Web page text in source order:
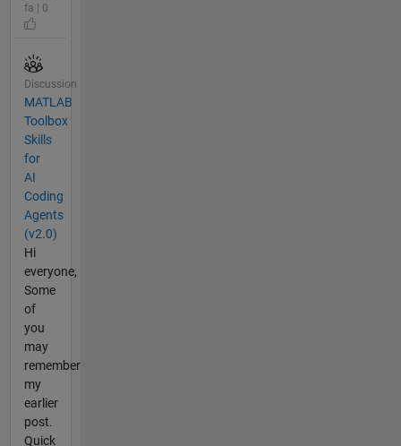
fa | 0
Discussion
MATLAB
Toolbox
Skills
for
AI
Coding
Agents
(v2.0)
Hi
everyone,
Some
of
you
may
remember
my
earlier
post.
Quick